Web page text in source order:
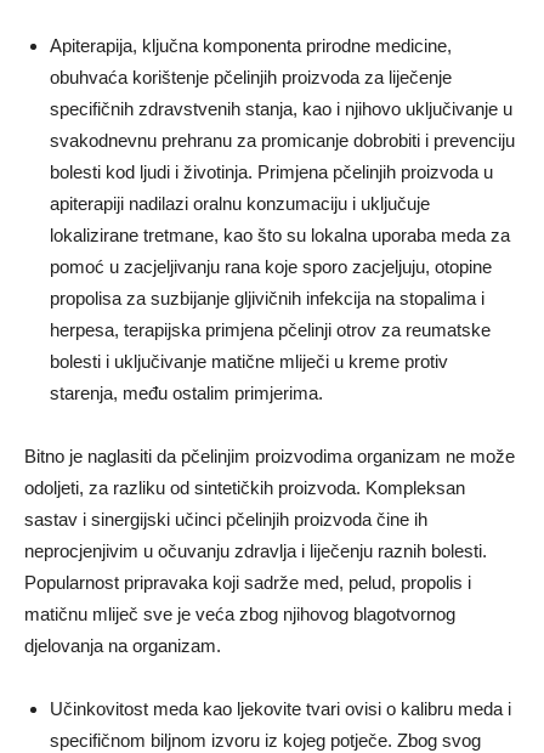
Apiterapija, ključna komponenta prirodne medicine,
obuhvaća korištenje pčelinjih proizvoda za liječenje
specifičnih zdravstvenih stanja, kao i njihovo uključivanje u
svakodnevnu prehranu za promicanje dobrobiti i prevenciju
bolesti kod ljudi i životinja. Primjena pčelinjih proizvoda u
apiterapiji nadilazi oralnu konzumaciju i uključuje
lokalizirane tretmane, kao što su lokalna uporaba meda za
pomoć u zacjeljivanju rana koje sporo zacjeljuju, otopine
propolisa za suzbijanje gljivičnih infekcija na stopalima i
herpesa, terapijska primjena pčelinji otrov za reumatske
bolesti i uključivanje matične mliječi u kreme protiv
starenja, među ostalim primjerima.
Bitno je naglasiti da pčelinjim proizvodima organizam ne može
odoljeti, za razliku od sintetičkih proizvoda. Kompleksan
sastav i sinergijski učinci pčelinjih proizvoda čine ih
neprocjenjivim u očuvanju zdravlja i liječenju raznih bolesti.
Popularnost pripravaka koji sadrže med, pelud, propolis i
matičnu mliječ sve je veća zbog njihovog blagotvornog
djelovanja na organizam.
Učinkovitost meda kao ljekovite tvari ovisi o kalibru meda i
specifičnom biljnom izvoru iz kojeg potječe. Zbog svog